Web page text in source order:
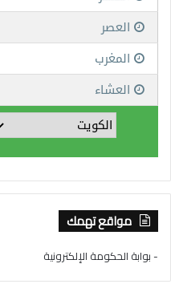
مواقع تهمك
- بوابة الحكومة الإلكترونية